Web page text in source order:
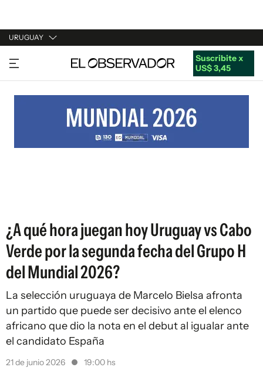
URUGUAY
URUGUAY
ARGENTINA
ESTADOS UNIDOS
Suscribite x
US$ 3,45
¿A qué hora juegan hoy Uruguay vs Cabo
Verde por la segunda fecha del Grupo H
del Mundial 2026?
La selección uruguaya de Marcelo Bielsa afronta
un partido que puede ser decisivo ante el elenco
africano que dio la nota en el debut al igualar ante
el candidato España
21 de junio 2026 19:00 hs